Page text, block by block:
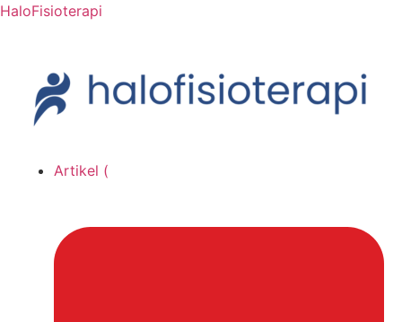
HaloFisioterapi
Artikel (